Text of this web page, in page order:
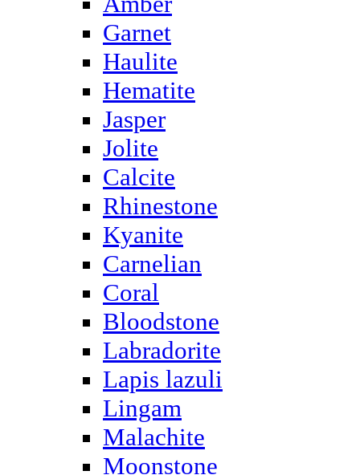
Garnet
Haulite
Hematite
Jasper
Jolite
Calcite
Rhinestone
Kyanite
Carnelian
Coral
Bloodstone
Labradorite
Lapis lazuli
Lingam
Malachite
Moonstone